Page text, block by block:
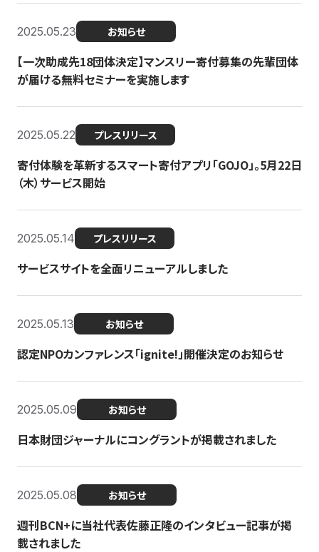
2025.05.23 お知らせ
【一次助成先18団体決定】マンスリー寄付募集の先輩団体
が届ける無料セミナーを実施します
2025.05.22 プレスリリース
寄付体験を革新するスマート寄付アプリ「GOJO」。5月22日
（木）サービス開始
2025.05.14 プレスリリース
サービスサイトを全面リニューアルしました
2025.05.13 お知らせ
認定NPOカンファレンス「ignite!」開催決定のお知らせ
2025.05.09 お知らせ
日本財団ジャーナルにコングラントが掲載されました
2025.05.08 お知らせ
週刊BCN+に当社代表佐藤正隆のインタビュー記事が掲
載されました